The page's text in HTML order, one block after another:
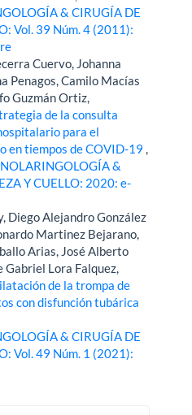
& CIRUGÍA DE
Vol. 39 Núm. 4 (2011):
Cuervo, Johanna
Penagos, Camilo Macías
Guzmán Ortiz,
de la consulta
para el
en tiempos de COVID-19,
&
Y CUELLO: 2020: e-
Diego Alejandro González
Martinez Bejarano,
Arias, José Alberto
Gabriel Lora Falquez,
de la trompa de
con disfunción tubárica
& CIRUGÍA DE
Vol. 49 Núm. 1 (2021):